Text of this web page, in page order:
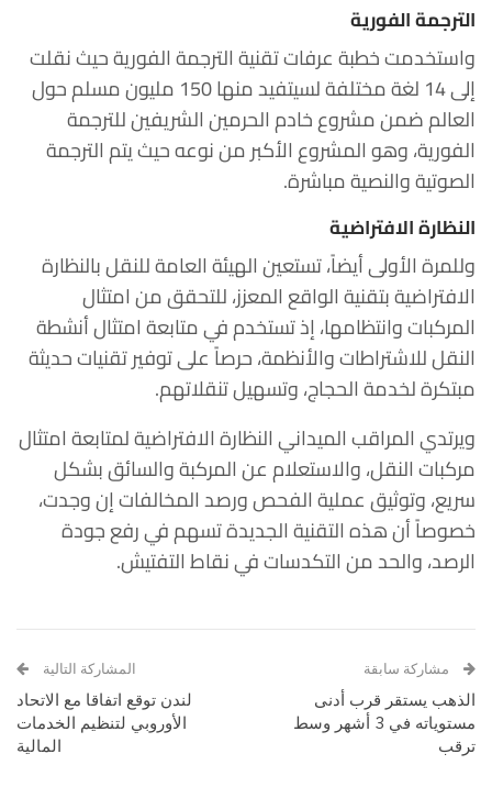
الترجمة الفورية
واستخدمت خطبة عرفات تقنية الترجمة الفورية حيث نقلت
إلى 14 لغة مختلفة لسيتفيد منها 150 مليون مسلم حول
العالم ضمن مشروع خادم الحرمين الشريفين للترجمة
الفورية، وهو المشروع الأكبر من نوعه حيث يتم الترجمة
الصوتية والنصية مباشرة.
النظارة الافتراضية
وللمرة الأولى أيضاً، تستعين الهيئة العامة للنقل بالنظارة
الافتراضية بتقنية الواقع المعزز، للتحقق من امتثال
المركبات وانتظامها، إذ تستخدم في متابعة امتثال أنشطة
النقل للاشتراطات والأنظمة، حرصاً على توفير تقنيات حديثة
مبتكرة لخدمة الحجاج، وتسهيل تنقلاتهم.
ويرتدي المراقب الميداني النظارة الافتراضية لمتابعة امتثال
مركبات النقل، والاستعلام عن المركبة والسائق بشكل
سريع، وتوثيق عملية الفحص ورصد المخالفات إن وجدت،
خصوصاً أن هذه التقنية الجديدة تسهم في رفع جودة
الرصد، والحد من التكدسات في نقاط التفتيش.
مشاركة سابقة
الذهب يستقر قرب أدنى
مستوياته في 3 أشهر وسط
ترقب
المشاركة التالية
لندن توقع اتفاقا مع الاتحاد
الأوروبي لتنظيم الخدمات
المالية